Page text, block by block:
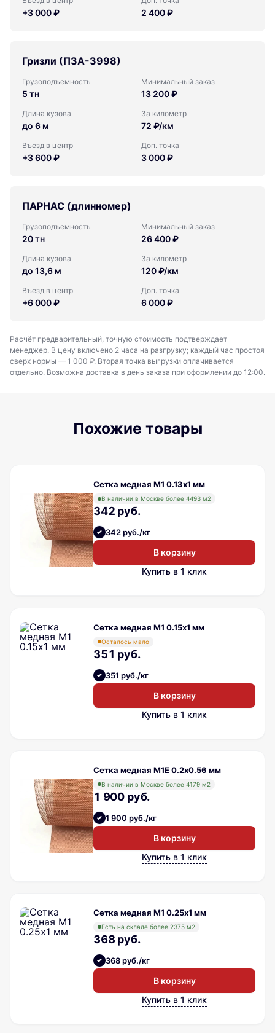
+3 000 ₽ 2 400 ₽
Гризли (ПЗА-3998)
Грузоподъемность
5 тн
Минимальный заказ
13 200 ₽
Длина кузова
до 6 м
За километр
72 ₽/км
Въезд в центр
+3 600 ₽
Доп. точка
3 000 ₽
ПАРНАС (длинномер)
Грузоподъемность
20 тн
Минимальный заказ
26 400 ₽
Длина кузова
до 13,6 м
За километр
120 ₽/км
Въезд в центр
+6 000 ₽
Доп. точка
6 000 ₽
Расчёт предварительный, точную стоимость подтверждает
менеджер. В цену включено 2 часа на разгрузку; каждый час простоя
сверх нормы — 1 000 ₽. Вторая точка выгрузки оплачивается
отдельно. Возможна доставка в день заказа при оформлении до 12:00.
Похожие товары
Сетка медная М1 0.13х1 мм
В наличии в Москве более 4493 м2
342 руб.
342 руб./кг
В корзину
Купить в 1 клик
Сетка медная М1 0.15х1 мм
Осталось мало
351 руб.
351 руб./кг
В корзину
Купить в 1 клик
Сетка медная М1Е 0.2х0.56 мм
В наличии в Москве более 4179 м2
1 900 руб.
1 900 руб./кг
В корзину
Купить в 1 клик
Сетка медная М1 0.25х1 мм
Есть на складе более 2375 м2
368 руб.
368 руб./кг
В корзину
Купить в 1 клик